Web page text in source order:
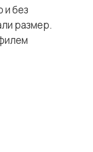
и без
размер.